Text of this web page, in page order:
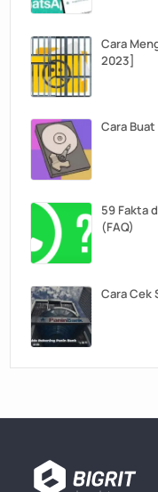
Cara
2023]
Cara
59 Fakta
(FAQ)
Cara Cek